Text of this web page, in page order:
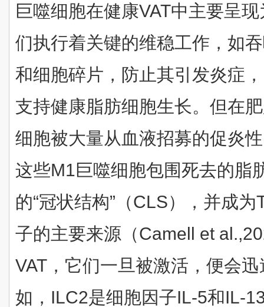
巨噬细胞在健康VAT中主要呈
们执行着关键的维稳工作，如
和细胞碎片，防止其引发炎症
支持健康脂肪细胞生长。但在
细胞被大量从血液招募的促炎
这些M1巨噬细胞包围死去的脂
的“冠状结构”（CLS），并成
子的主要来源（Camell et
VAT，它们一旦被激活，便会
如，ILC2是细胞因子IL-5和IL-